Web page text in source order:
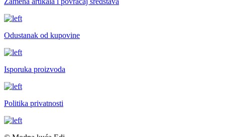
Odustanak od kupovine
Isporuka proizvoda
Politika privatnosti